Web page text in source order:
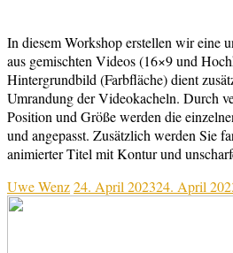
In diesem Workshop erstellen wir eine
aus gemischten Videos (16×9 und
Hintergrundbild (Farbfläche) dient
Umrandung der Videokacheln. Durch
Position und Größe werden die
und angepasst. Zusätzlich werden Sie
animierter Titel mit Kontur und
Uwe Wenz24. April 202324. April